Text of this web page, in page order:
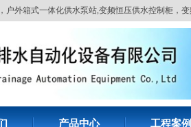
户外箱式一体化供水泵站,变频恒压供水控制柜，
产品中心 工程案例